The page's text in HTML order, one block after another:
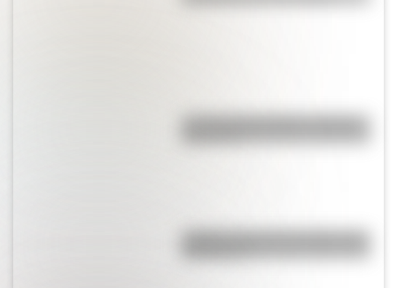
¿Sabías cómo fue la infancia de